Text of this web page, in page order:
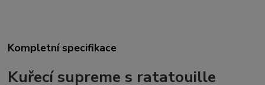
Kompletní specifikace
Kuřecísupreme s ratatouille